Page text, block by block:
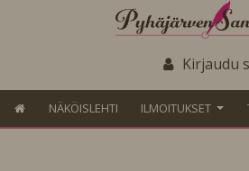
Kirjaudu
NÄKÖISLEHTI ILMOITUKSET